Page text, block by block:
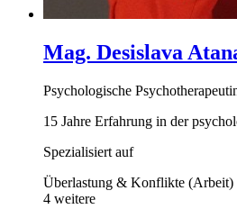
Mag. Desislava
Psychologische
15 Jahre Erfahrung in der
Spezialisiert auf
Überlastung & Konflikte (Arbeit)
4 weitere